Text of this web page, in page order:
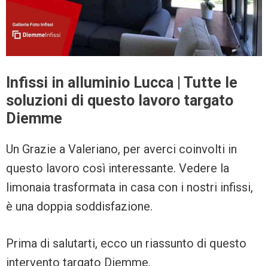
Infissi in alluminio Lucca | Tutte le
soluzioni di questo lavoro targato
Diemme
Un Grazie a Valeriano, per averci coinvolti in
questo lavoro così interessante. Vedere la
limonaia trasformata in casa con i nostri infissi,
è una doppia soddisfazione.
Prima di salutarti, ecco un riassunto di questo
intervento targato Diemme.